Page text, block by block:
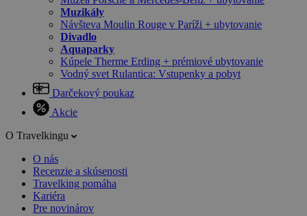
Muzikály
Návšteva Moulin Rouge v Paríži + ubytovanie
Divadlo
Aquaparky
Kúpele Therme Erding + prémiové ubytovanie
Vodný svet Rulantica: Vstupenky a pobyt
Darčekový poukaz
Akcie
O Travelkingu
O nás
Recenzie a skúsenosti
Travelking pomáha
Kariéra
Pre novinárov